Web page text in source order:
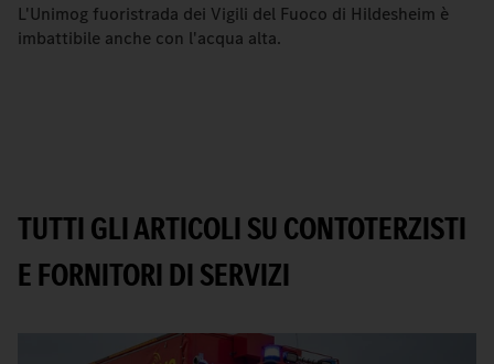
L'Unimog fuoristrada dei Vigili del Fuoco di Hildesheim è
imbattibile anche con l'acqua alta.
TUTTI GLI ARTICOLI SU CONTOTERZISTI
E FORNITORI DI SERVIZI